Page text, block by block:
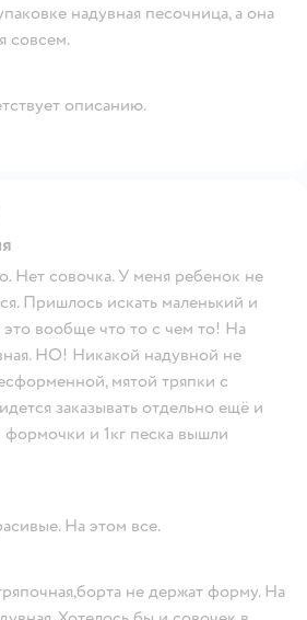
надувная песочница, а она
совсем.
описанию.
Нет совочка. У меня ребенок не
Пришлось искать маленький и
вообще что то с чем то! На
НО! Никакой надувной не
мятой тряпки с
заказывать отдельно ещё и
и 1кг песка вышли
На этом все.
не держат форму. На